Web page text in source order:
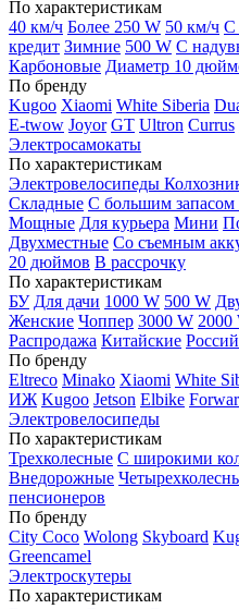
По характеристикам
40 км/ч Более 250 W 50 км/ч С
кредит Зимние 500 W С
Карбоновые Диаметр 10
По бренду
Kugoo Xiaomi White Siberia
E-twow Joyor GT Ultron Currus
Электросамокаты
По характеристикам
Электровелосипеды
Складные С большим запасом
Мощные Для курьера Мини
Двухместные Со съемным
20 дюймов В рассрочку
По характеристикам
БУ Для дачи 1000 W 500 W
Женские Чоппер 3000 W 2000
Распродажа Китайские
По бренду
Eltreco Minako Xiaomi White
ИЖ Kugoo Jetson Elbike
Электровелосипеды
По характеристикам
Трехколесные С широкими
Внедорожные
пенсионеров
По бренду
City Coco Wolong Skyboard
Greencamel
Электроскутеры
По характеристикам